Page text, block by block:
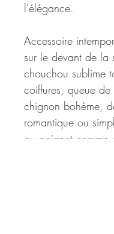
l'élégance.
Accessoire
sur le devant de la
chouchou sublime
coiffures, queue de
chignon bohème,
romantique ou
au poignet comme